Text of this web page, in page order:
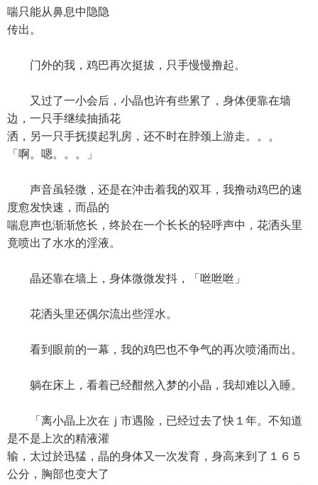
喘只能从鼻息中隐隐
传出。
门外的我，鸡巴再次挺拔，只手慢慢撸起。
又过了一小会后，小晶也许有些累了，身体便靠在墙
边，一只手继续抽插花
洒，另一只手抚摸起乳房，还不时在脖颈上游走。。。
「啊。嗯。。。」
声音虽轻微，还是在沖击着我的双耳，我撸动鸡巴的速
度愈发快速，而晶的
喘息声也渐渐悠长，终於在一个长长的轻呼声中，花洒头里
竟喷出了水水的淫液。
晶还靠在墙上，身体微微发抖，「咝咝咝」
花洒头里还偶尔流出些淫水。
看到眼前的一幕，我的鸡巴也不争气的再次喷涌而出。
躺在床上，看着已经酣然入梦的小晶，我却难以入睡。
「离小晶上次在ｊ市遇险，已经过去了快１年。不知道
是不是上次的精液灌
输，太过於迅猛，晶的身体又一次发育，身高来到了１６５
公分，胸部也变大了